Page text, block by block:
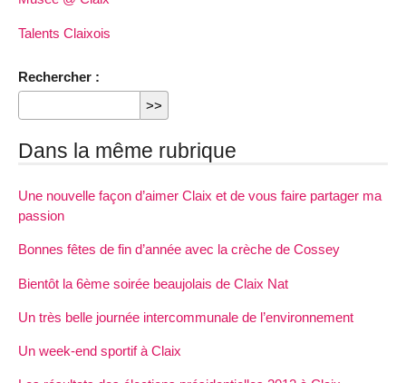
Talents Claixois
Rechercher :
Dans la même rubrique
Une nouvelle façon d’aimer Claix et de vous faire partager ma
passion
Bonnes fêtes de fin d’année avec la crèche de Cossey
Bientôt la 6ème soirée beaujolais de Claix Nat
Un très belle journée intercommunale de l’environnement
Un week-end sportif à Claix